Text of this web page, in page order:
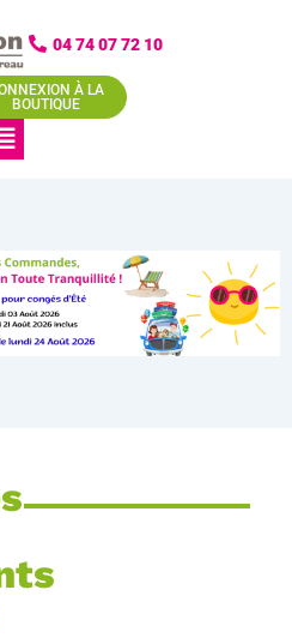
04 74 07 72 10
À LA
BOUTIQUE